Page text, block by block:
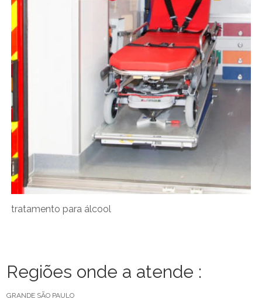
tratamento para álcool
Regiões onde a atende :
GRANDE SÃO PAULO